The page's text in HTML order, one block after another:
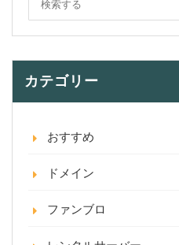
カテゴリー
おすすめ
ドメイン
ファンブロ